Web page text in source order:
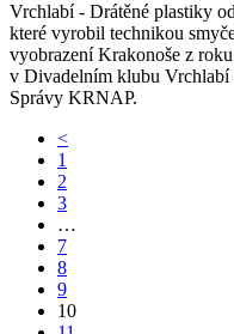
Vrchlabí - Drátěné plastiky
které vyrobil technikou
vyobrazení Krakonoše z
v Divadelním klubu Vrchlabí
Správy KRNAP.
<
1
2
3
…
7
8
9
10